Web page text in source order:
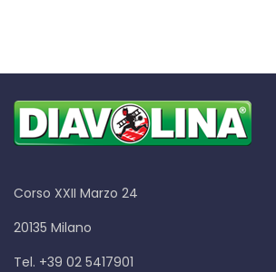
Corso XXII Marzo 24
20135 Milano
Tel. +39 02 5417901